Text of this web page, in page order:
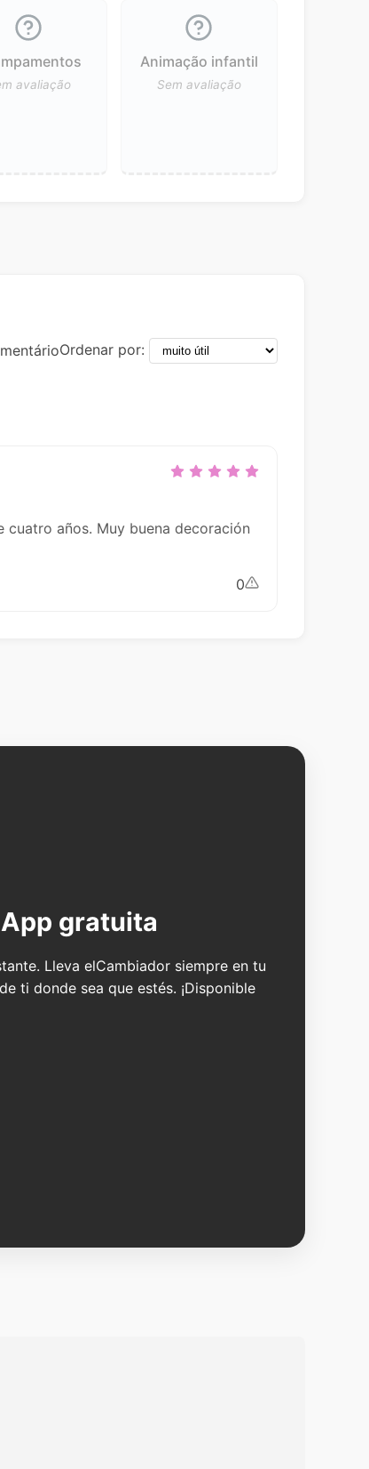
avaliação
Animação infantil
Sem avaliação
Ordenar por:
cuatro años. Muy buena decoración
0
gratuita
Lleva elCambiador siempre en tu
ti donde sea que estés. ¡Disponible